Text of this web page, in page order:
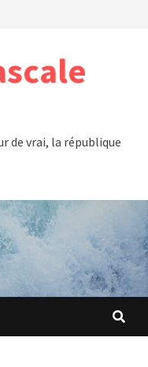
de vrai, la république